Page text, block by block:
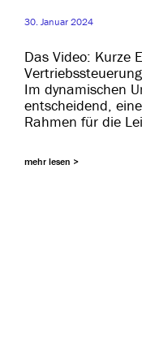
30. Januar 2024
Das Video: Kurze
Im dyna­mi­schen
ent­schei­dend,
Rahmen für die
mehr lesen >